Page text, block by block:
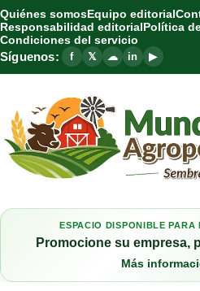
Quiénes somosEquipo editorial
Responsabilidad editorialPolítica
Condiciones del servicio
Síguenos: f 𝕏 ☁ in ▶
ESPACIO DISPONIBLE PARA
Promocione su empresa,
Más